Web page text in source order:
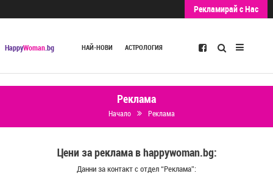
Рекламирай с Нас
HappyWoman.bg НАЙ-НОВИ АСТРОЛОГИЯ Търсене
Реклама
Начало Реклама
Цени за реклама в happywoman.bg:
Данни за контакт с отдел “Реклама”: